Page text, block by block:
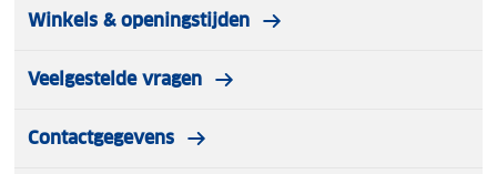
Winkels & openingstijden
Veelgestelde vragen
Contactgegevens